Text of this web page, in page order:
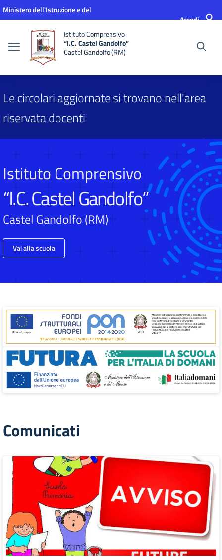
Vai ai contenuti
Vai al menu di navigazione
Vai al footer
Ministero dell'Istruzione e del
Accedi
Istituto Comprensivo
“I.C. Castel Gandolfo”
Castel Gandolfo (RM)
Le circolari aggiornate si trovano nell'area
riservata docenti
Istituto Comprensivo
“I.C. Castel Gandolfo”
Castel Gandolfo (RM)
Vai alla scuola
Comunicati